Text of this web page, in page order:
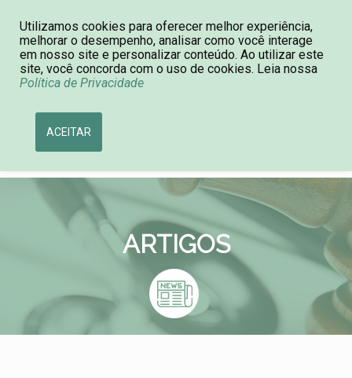
Consulta de Processos 11 4590-0092
ARTIGOS
Utilizamos cookies para oferecer melhor experiência,
melhorar o desempenho, analisar como você interage
em nosso site e personalizar conteúdo. Ao utilizar este
site, você concorda com o uso de cookies. Leia nossa
Política de Privacidade
ACEITAR